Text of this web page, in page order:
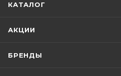
КАТАЛОГ
АКЦИИ
БРЕНДЫ